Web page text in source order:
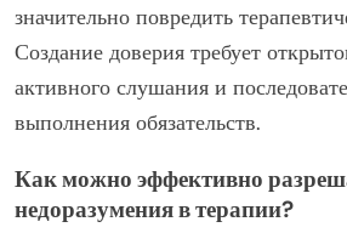
значительно повредить
Создание доверия требует
активного слушания и
выполнения обязательств.
Как можно эффективно
недоразумения в терапии?